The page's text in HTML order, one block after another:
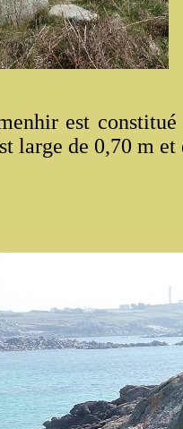
est
large de 0,70 m et